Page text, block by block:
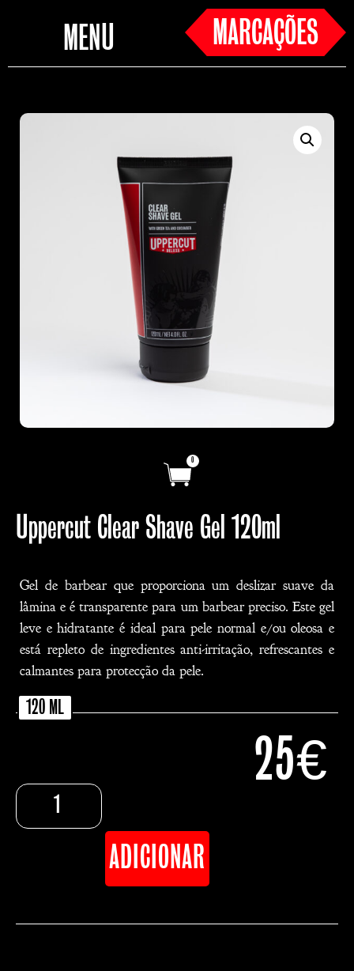
MENU MARCAÇÕES
0
Uppercut Clear Shave Gel 120ml
Gel de barbear que proporciona um deslizar suave da
lâmina e é transparente para um barbear preciso. Este gel
leve e hidratante é ideal para pele normal e/ou oleosa e
está repleto de ingredientes anti-irritação, refrescantes e
calmantes para protecção da pele.
25€
120 ML
ADICIONAR